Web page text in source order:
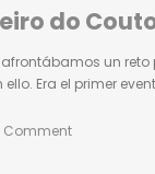
do
un
Era el primer
Comment